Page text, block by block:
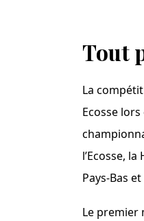
Tout
La
Ecosse
l’Ecosse,
Pays-Bas
Le premier